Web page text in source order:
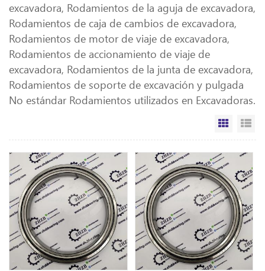
excavadora, Rodamientos de la aguja de excavadora,
Rodamientos de caja de cambios de excavadora,
Rodamientos de motor de viaje de excavadora,
Rodamientos de accionamiento de viaje de
excavadora, Rodamientos de la junta de excavadora,
Rodamientos de soporte de excavación y pulgada
No estándar Rodamientos utilizados en Excavadoras.
Vista